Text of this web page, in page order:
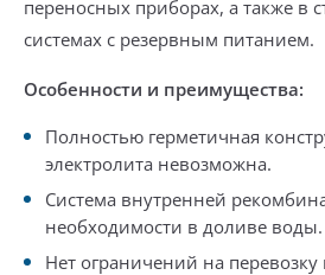
переносных приборах, а также в
системах с резервным питанием.
Особенности и преимущества:
Полностью герметичная
электролита невозможна.
Система внутренней
необходимости в доливе воды.
Нет ограничений на